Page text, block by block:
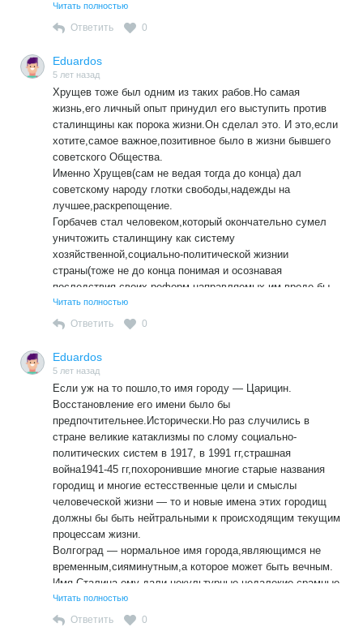
как на улучшение сталинского СССР). Сталинщина не
подлежит улучшению — только полному уничтожению.
развития.Со всеми трудностями и ошибками.Но Путин
сегодня для России есть новый сталин и
сталинщина,которые уничтожают страну и
народ,превращают людей опять в рабов по духу и делам.
Путин и путинщина,как и Сталин и сталинщина
неиременно будут отвергнуты Развитием российского
Общества как неприемлемые для жизни, Имена их
останутся в Истории,но в не названии наших мест
обитания.Кто они эти сталино-путины: люди
криминального,деспотического уклада
жизни,действующие абсолютно в интересах личной
власти и др. своих личных страстей.
Читать полностью
Ответить 0
Eduardos
5 лет назад
Хрущев тоже был одним из таких рабов.Но самая
жизнь,его личный опыт принудил его выступить против
сталинщины как порока жизни.Он сделал это. И это,если
хотите,самое важное,позитивное было в жизни бывшего
советского Общества.
Именно Хрущев(сам не ведая тогда до конца) дал
советскому народу глотки свободы,надежды на
лучшее,раскрепощение.
Горбачев стал человеком,который окончательно сумел
уничтожить сталинщину как систему
хозяйственной,социально-политической жизнии
страны(тоже не до конца понимая и осознавая
последствия своих реформ,направляемых им вроде бы
как на улучшение сталинского СССР). Сталинщина не
подлежит улучшению — только полному уничтожению.
развития.Со всеми трудностями и ошибками.Но Путин
сегодня для России есть новый сталин и
сталинщина,которые уничтожают страну и
народ,превращают людей опять в рабов по духу и делам.
Путин и путинщина,как и Сталин и сталинщина
неиременно будут отвергнуты Развитием российского
Общества как неприемлемые для жизни, Имена их
останутся в Истории,но в не названии наших мест
обитания.Кто они эти сталино-путины: люди
криминального,деспотического уклада
жизни,действующие абсолютно в интересах личной
власти и др. своих личных страстей.
Читать полностью
Ответить 0
Eduardos
5 лет назад
Если уж на то пошло,то имя городу — Царицин.
Восстановление его имени было бы
предпочтительнее.Исторически.Но раз случились в
стране великие катаклизмы по слому социально-
политических систем в 1917, в 1991 гг,страшная
война1941-45 гг,похоронившие многие старые названия
городищ и многие естесственные цели и смыслы
человеческой жизни — то и новые имена этих городищ
должны бы быть нейтральными к происходящим текущим
процессам жизни.
Волгоград — нормальное имя города,являющимся не
временным,сияминутным,а которое может быть вечным.
Имя Сталина ему дали некультурные,недалекие,срамные
люди.Которые не смущаясь раздавали его направо и
налево раболепствуя перед создаваемым ими вождем
Читать полностью
Ответить 0